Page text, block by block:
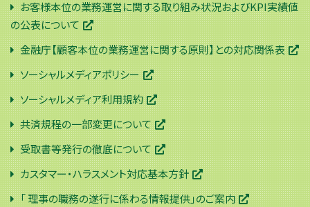
お客様本位の業務運営に関する取り組み状況およびKPI実績値
の公表について
金融庁【顧客本位の業務運営に関する原則】との対応関係表
ソーシャルメディアポリシー
ソーシャルメディア利用規約
共済規程の一部変更について
受取書等発行の徹底について
カスタマー・ハラスメント対応基本方針
「 理事の職務の遂行に係わる情報提供」のご案内